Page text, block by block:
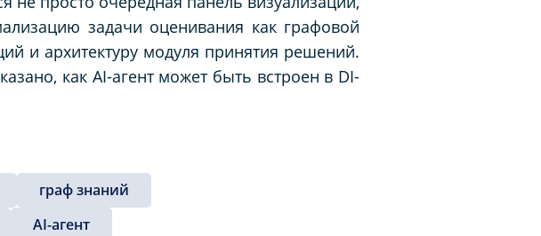
задачи оценивания как графовой
и архитектуру модуля принятия решений.
как AI-агент может быть встроен в DI-
граф знаний
AI-агент